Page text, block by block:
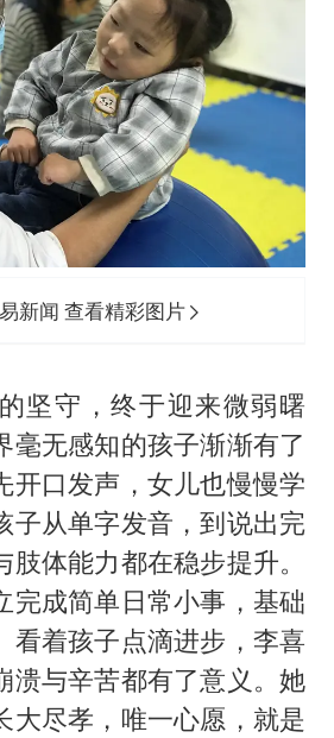
新闻 查看精彩图片
坚守，终于迎来微弱曙
毫无感知的孩子渐渐有了
开口发声，女儿也慢慢学
子从单字发音，到说出完
体能力都在稳步提升。
完成简单日常小事，基础
看着孩子点滴进步，李喜
溃与辛苦都有了意义。她
大尽孝，唯一心愿，就是